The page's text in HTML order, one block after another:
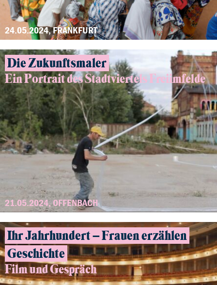
24.05.2024, FRANKFURT
Die Zukunftsmaler
Ein Portrait des Stadtviertels Freiimfelde
21.05.2024, OFFENBACH
Ihr Jahrhundert – Frauen erzählen
Geschichte
Film und Gespräch